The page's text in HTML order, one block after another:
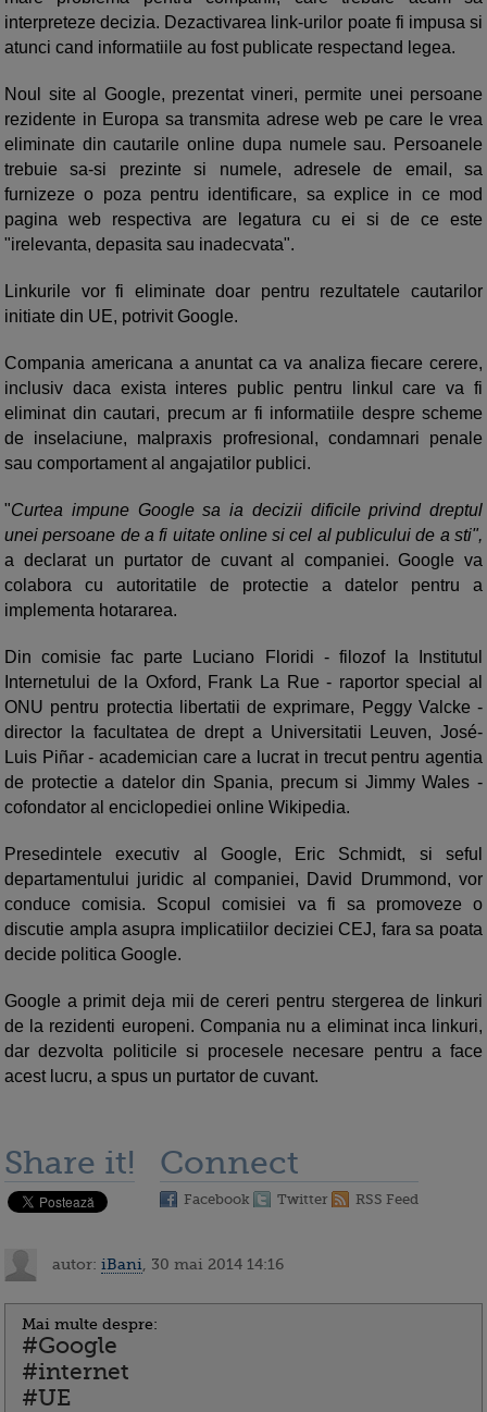
interpreteze decizia. Dezactivarea link-urilor poate fi impusa si
atunci cand informatiile au fost publicate respectand legea.
Noul site al Google, prezentat vineri, permite unei persoane
rezidente in Europa sa transmita adrese web pe care le vrea
eliminate din cautarile online dupa numele sau. Persoanele
trebuie sa-si prezinte si numele, adresele de email, sa
furnizeze o poza pentru identificare, sa explice in ce mod
pagina web respectiva are legatura cu ei si de ce este
"irelevanta, depasita sau inadecvata".
Linkurile vor fi eliminate doar pentru rezultatele cautarilor
initiate din UE, potrivit Google.
Compania americana a anuntat ca va analiza fiecare cerere,
inclusiv daca exista interes public pentru linkul care va fi
eliminat din cautari, precum ar fi informatiile despre scheme
de inselaciune, malpraxis profresional, condamnari penale
sau comportament al angajatilor publici.
"Curtea impune Google sa ia decizii dificile privind dreptul
unei persoane de a fi uitate online si cel al publicului de a sti",
a declarat un purtator de cuvant al companiei. Google va
colabora cu autoritatile de protectie a datelor pentru a
implementa hotararea.
Din comisie fac parte Luciano Floridi - filozof la Institutul
Internetului de la Oxford, Frank La Rue - raportor special al
ONU pentru protectia libertatii de exprimare, Peggy Valcke -
director la facultatea de drept a Universitatii Leuven, José-
Luis Piñar - academician care a lucrat in trecut pentru agentia
de protectie a datelor din Spania, precum si Jimmy Wales -
cofondator al enciclopediei online Wikipedia.
Presedintele executiv al Google, Eric Schmidt, si seful
departamentului juridic al companiei, David Drummond, vor
conduce comisia. Scopul comisiei va fi sa promoveze o
discutie ampla asupra implicatiilor deciziei CEJ, fara sa poata
decide politica Google.
Google a primit deja mii de cereri pentru stergerea de linkuri
de la rezidenti europeni. Compania nu a eliminat inca linkuri,
dar dezvolta politicile si procesele necesare pentru a face
acest lucru, a spus un purtator de cuvant.
Share it! Connect
Facebook Twitter RSS Feed
autor: iBani , 30 mai 2014 14:16
Mai multe despre:
#Google
#internet
#UE